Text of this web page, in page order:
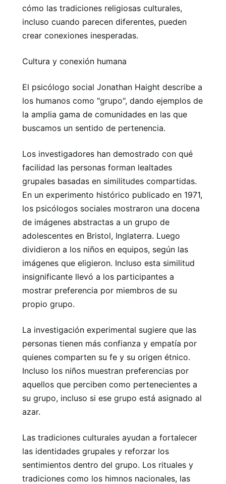
cómo las tradiciones religiosas culturales,
incluso cuando parecen diferentes, pueden
crear conexiones inesperadas.
Cultura y conexión humana
El psicólogo social Jonathan Haight describe a
los humanos como "grupo", dando ejemplos de
la amplia gama de comunidades en las que
buscamos un sentido de pertenencia.
Los investigadores han demostrado con qué
facilidad las personas forman lealtades
grupales basadas en similitudes compartidas.
En un experimento histórico publicado en 1971,
los psicólogos sociales mostraron una docena
de imágenes abstractas a un grupo de
adolescentes en Bristol, Inglaterra. Luego
dividieron a los niños en equipos, según las
imágenes que eligieron. Incluso esta similitud
insignificante llevó a los participantes a
mostrar preferencia por miembros de su
propio grupo.
La investigación experimental sugiere que las
personas tienen más confianza y empatía por
quienes comparten su fe y su origen étnico.
Incluso los niños muestran preferencias por
aquellos que perciben como pertenecientes a
su grupo, incluso si ese grupo está asignado al
azar.
Las tradiciones culturales ayudan a fortalecer
las identidades grupales y reforzar los
sentimientos dentro del grupo. Los rituales y
tradiciones como los himnos nacionales, las